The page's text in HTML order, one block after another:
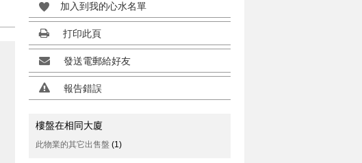
加入到我的心水名單
打印此頁
發送電郵給好友
報告錯誤
樓盤在相同大廈
此物業的其它出售盤 (1)